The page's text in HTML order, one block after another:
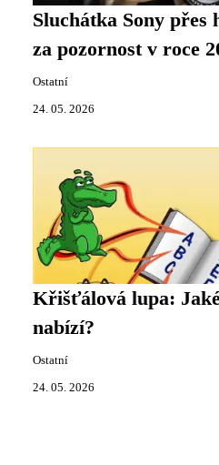
Sluchátka Sony
za pozornost v roce
Ostatní
24. 05. 2026
Křišťálová lupa:
nabízí?
Ostatní
24. 05. 2026